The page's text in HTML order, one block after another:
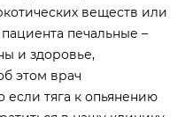
веществ или
печальные –
и здоровье,
этом врач
если тяга к опьянению